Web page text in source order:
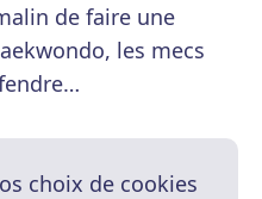
de faire une
les mecs
choix de cookies